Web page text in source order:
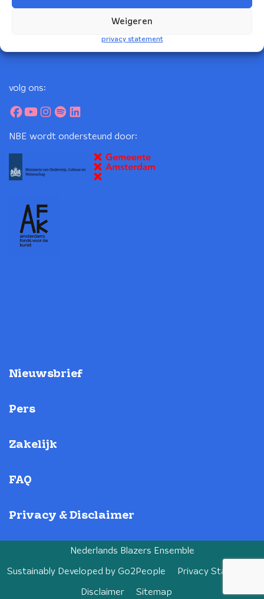
Weigeren
privacy statement
1017 RC Amsterdam
volg ons:
NBE wordt ondersteund door:
Nieuwsbrief
Pers
Zakelijk
FAQ
Privacy & Disclaimer
Nederlands Blazers Ensemble
Sustainably Developed by Go2People Privacy Statement
Disclaimer Sitemap